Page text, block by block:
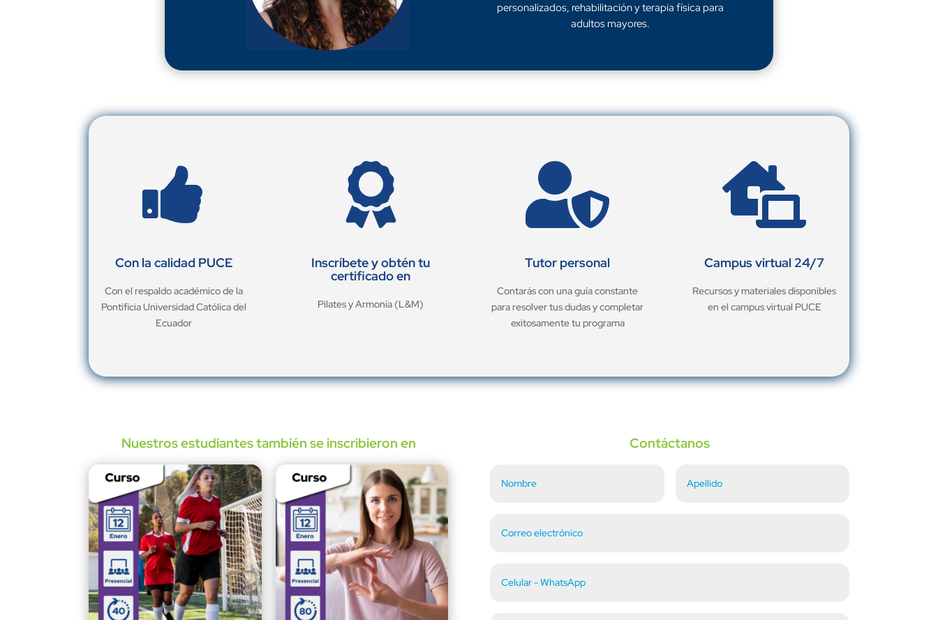
personalizados, rehabilitación y terapia física para
adultos mayores.

Con la calidad PUCE
Con el respaldo académico de la
Pontificia Universidad Católica del
Ecuador

Inscríbete y obtén tu
certificado en
Pilates y Armonía (L&M)

Tutor personal
Contarás con una guía constante
para resolver tus dudas y completar
exitosamente tu programa

Campus virtual 24/7
Recursos y materiales disponibles
en el campus virtual PUCE
Nuestros estudiantes también se inscribieron en Contáctanos